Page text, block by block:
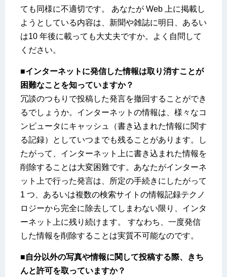
ても同様に不適切です。 あなたが Web 上に掲載し
ようとしている内容は、新聞や雑誌に明日、あるい
は10 年後に載っても大丈夫ですか。よく自問して
ください。
■インターネットに発信した情報は取り消すことが
困難なことを知っていますか？
冗談のつもりで投稿した発言を撤回することができ
るでしょうか。インターネットの情報は、様々なコ
ンピュータにキャッシュ（書き込まれた情報に関す
る記録）としていつまでも残ることがあります。し
たがって、インターネット上に書き込まれた情報を
削除することは大変困難です。あなたがインターネ
ット上で行った発言は、所定の手続きにしたがって
1 つ、あるいは複数の検索サイトの情報記録テクノ
ロジーから完全に除去してしまわない限り、インタ
ーネット上に残り続けます。 すなわち、一度発信
した情報を削除することは実質不可能なのです。
■自分以外の写真や情報に関して投稿する際、きち
んと許可を取っていますか？